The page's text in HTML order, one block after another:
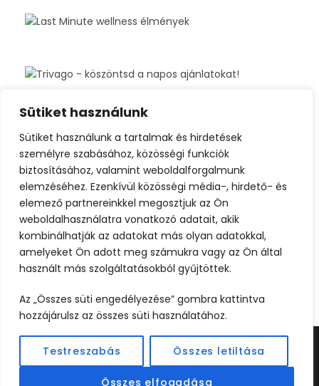
Sütiket használunk
Sütiket használunk a tartalmak és hirdetések
személyre szabásához, közösségi funkciók
biztosításához, valamint weboldalforgalmunk
elemzéséhez. Ezenkívül közösségi média-, hirdető- és
elemező partnereinkkel megosztjuk az Ön
weboldalhasználatra vonatkozó adatait, akik
kombinálhatják az adatokat más olyan adatokkal,
amelyeket Ön adott meg számukra vagy az Ön által
használt más szolgáltatásokból gyűjtöttek.
Az „Összes süti engedélyezése” gombra kattintva
hozzájárulsz az összes süti használatához.
Testreszabás Összes letiltása
Összes elfogadása
KÉSZÍTETTEWEBCREATIVE